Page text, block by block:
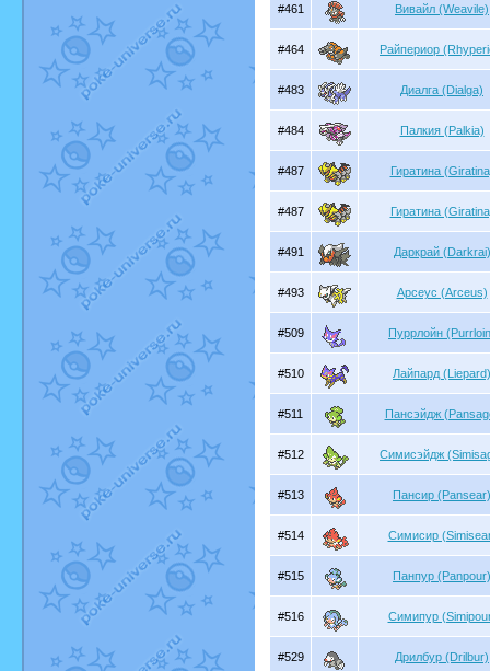
#461 Вивайл (Weavile)
#464 Райпериор
#483 Диалга (Dialga)
#484 Палкия (Palkia)
#487 Гиратина
#487 Гиратина
#491 Даркрай (Darkrai)
#493 Арсеус (Arceus)
#509 Пуррлойн
#510 Лайпард (Liepard)
#511 Пансэйдж
#512 Симисэйдж
#513 Пансир (Pansear)
#514 Симисир
#515 Панпур (Panpour)
#516 Симипур
#529 Дрилбур (Drilbur)